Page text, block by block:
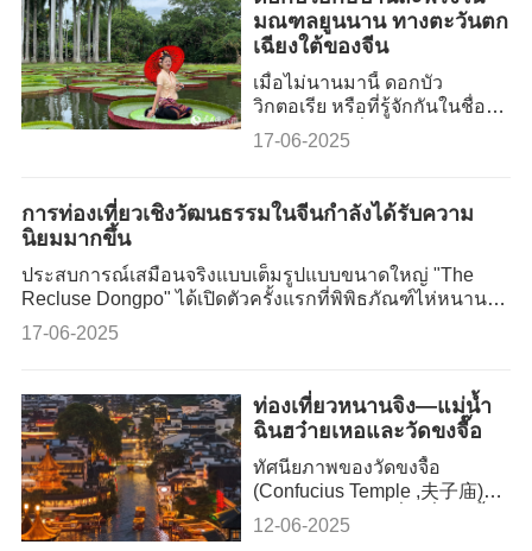
ท้องฟ้าในยามค่ำคืน โดยมีจุด
มุ่งหมายเพื่อสร้างสถิติโลกใหม่
ในบันทึกสถิติโลกกินเนสส์
มณฑลยูนนาน ทางตะวันตก
เฉียงใต้ของจีน
เมื่อไม่นานมานี้ ดอกบัว
วิกตอเรีย หรือที่รู้จักกันในชื่อ
ดอกบัวยักษ์ ที่สวนพฤกษศาสตร์
เขตร้อนสิบสองปันนาของ
มณฑลยูนนาน ทางตะวันตก
เฉียงใต้ของจีน ได้เข้าสู่ช่วงที่
เที่ยวจำนวนมาก นักท่องเที่ยว
ต่างเข้าแถวรอรับประสบการณ์
17-06-2025
การท่องเที่ยวเชิงวัฒนธรรมในจีนกำลังได้รับความ
นิยมมากขึ้น
ประสบการณ์เสมือนจริงแบบเต็มรูปแบบขนาดใหญ่ "The
Recluse Dongpo" ได้เปิดตัวครั้งแรกที่พิพิธภัณฑ์ไห่หนานใน
เดือนพฤษภาคม ดึงดูดบรรดาแฟนๆ ของ Su Shi กวีผู้โด่งดัง
แห่งราชวงศ์ซ่งให้มาร่วมเดินทางเสมือนจริงผ่าน
17-06-2025
ท่องเที่ยวหนานจิง—แม่น้ำ
ฉินฮว๋ายเหอและวัดขงจื๊อ
ทัศนียภาพของวัดขงจื้อ
(Confucius Temple ,夫子庙)
ในเมืองหนานจิง ที่ริมฝั่งแม่น้ำ
ฉินฮว๋ายเหอสว่างไสวไปด้วย
12-06-2025